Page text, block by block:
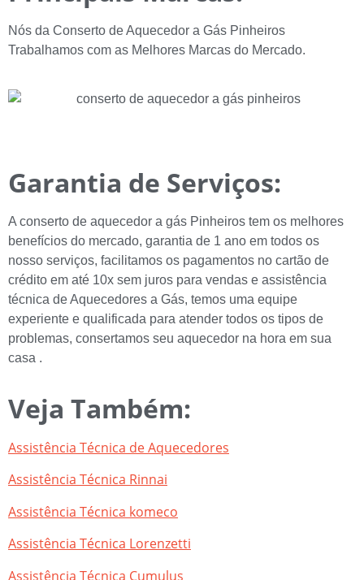
Nós da Conserto de Aquecedor a Gás Pinheiros
Trabalhamos com as Melhores Marcas do Mercado.
Garantia de Serviços:
A conserto de aquecedor a gás Pinheiros tem os melhores
benefícios do mercado, garantia de 1 ano em todos os
nosso serviços, facilitamos os pagamentos no cartão de
crédito em até 10x sem juros para vendas e assistência
técnica de Aquecedores a Gás, temos uma equipe
experiente e qualificada para atender todos os tipos de
problemas, consertamos seu aquecedor na hora em sua
casa .
Veja Também:
Assistência Técnica de Aquecedores
Assistência Técnica Rinnai
Assistência Técnica komeco
Assistência Técnica Lorenzetti
Assistência Técnica Cumulus